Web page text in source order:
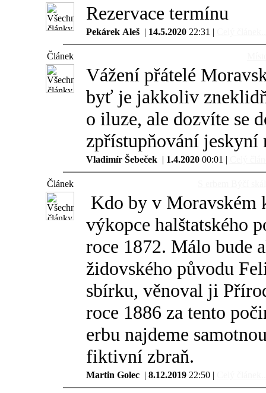
Rezervace termínu
Pekárek Aleš| 14.5.202022:31 |
Článek
Vážení přátelé
byť je jakkoliv
o iluze, ale dozvíte se
zpřístupňování jeskyní
Vladimír Šebeček| 1.4.202000:01 |
Článek
Kdo by v Moravském
výkopce halštatského
roce 1872. Málo bude
židovského původu
sbírku, věnoval ji
roce 1886 za tento
erbu najdeme
fiktivní zbraň.
Martin Golec| 8.12.201922:50 |